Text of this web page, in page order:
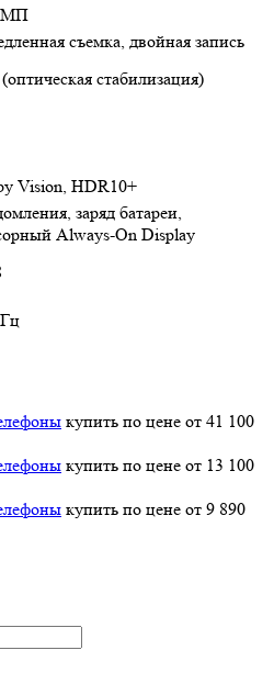
МП
съемка, двойная запись
стабилизация)
Vision, HDR10+
заряд батареи,
Always-On Display
купить по цене от 41 100
купить по цене от 13 100
купить по цене от 9 890